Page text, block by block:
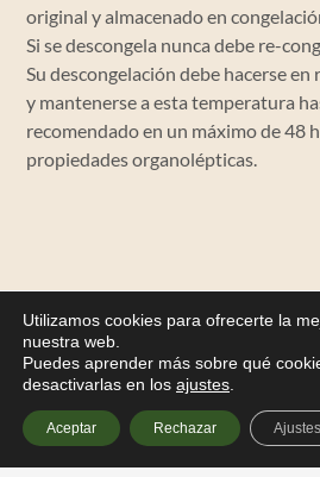
original y almacenado en
Si se descongela nunca debe re-
Su descongelación debe hacerse en
y mantenerse a esta temperatura
recomendado en un máximo de 48
propiedades organolépticas.
Utilizamos cookies para ofrecerte la
nuestra web.
Puedes aprender más sobre qué
desactivarlas en los ajustes
Aceptar Rechazar Ajustes